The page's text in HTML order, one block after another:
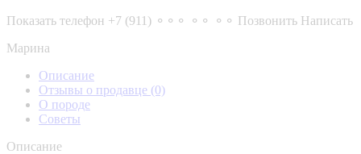
Показать телефон +7 (911) ⚬⚬⚬ ⚬⚬ ⚬⚬ Позвонить Написать
Марина
Описание
Отзывы о продавце (0)
О породе
Советы
Описание